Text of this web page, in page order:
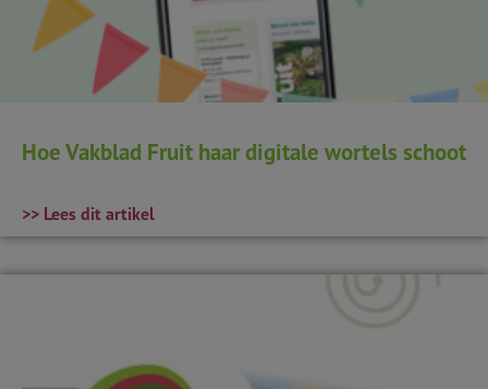
Hoe Vakblad Fruit haar digitale wortels schoot
>> Lees dit artikel